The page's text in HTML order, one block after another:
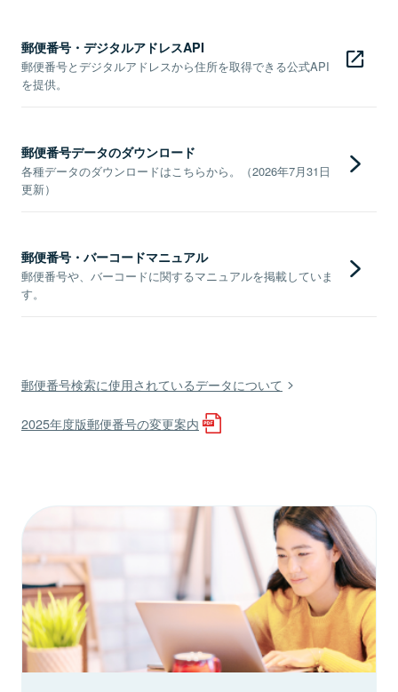
郵便番号・デジタルアドレスAPI
郵便番号とデジタルアドレスから住所を取得できる公式API
を提供。
郵便番号データのダウンロード
各種データのダウンロードはこちらから。（2026年7月31日
更新）
郵便番号・バーコードマニュアル
郵便番号や、バーコードに関するマニュアルを掲載していま
す。
郵便番号検索に使用されているデータについて
2025年度版郵便番号の変更案内